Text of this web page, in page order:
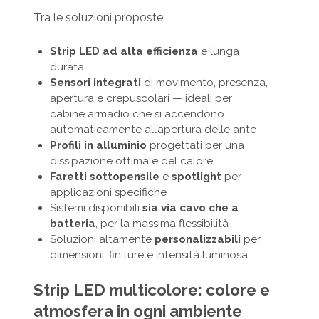
Tra le soluzioni proposte:
Strip LED ad alta efficienza e lunga
durata
Sensori integrati di movimento, presenza,
apertura e crepuscolari — ideali per
cabine armadio che si accendono
automaticamente all’apertura delle ante
Profili in alluminio progettati per una
dissipazione ottimale del calore
Faretti sottopensile e spotlightper
applicazioni specifiche
Sistemi disponibili sia via cavo che a
batteria, per la massima flessibilità
Soluzioni altamente personalizzabili per
dimensioni, finiture e intensità luminosa
Strip LED multicolore: colore e
atmosfera in ogni ambiente